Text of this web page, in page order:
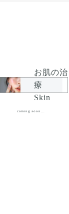
お肌の治
療
Skin
coming soon...